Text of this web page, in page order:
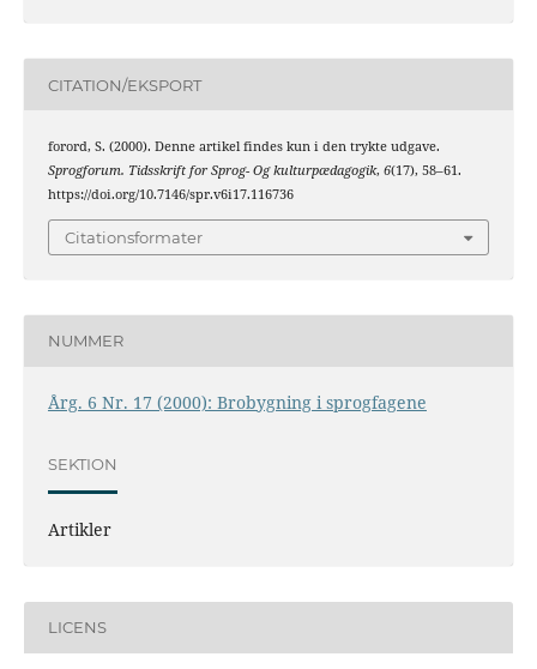
CITATION/EKSPORT
forord, S. (2000). Denne artikel findes kun i den trykte udgave.
Sprogforum. Tidsskrift for Sprog- Og kulturpædagogik, 6(17), 58–61.
https://doi.org/10.7146/spr.v6i17.116736
Citationsformater
NUMMER
Årg. 6 Nr. 17 (2000): Brobygning i sprogfagene
SEKTION
Artikler
LICENS